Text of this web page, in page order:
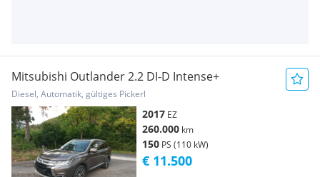
Mitsubishi Outlander 2.2 DI-D Intense+
Diesel, Automatik, gültiges Pickerl
2017 EZ
260.000 km
150 PS (110 kW)
€ 11.500